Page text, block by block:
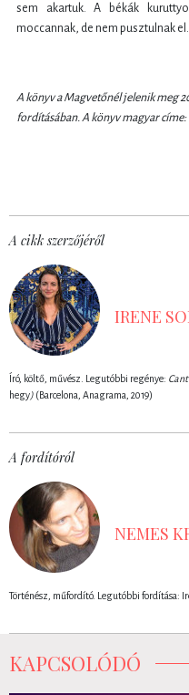
sem akartuk. A békák
moccannak, de nem pusztulnak
A könyv a Magvetőnél jelenik meg
fordításában. A könyv magyar címe:
A cikk szerzőjéről
IRENE
Író, költő, művész. Legutóbbi regénye:
hegy) (Barcelona, Anagrama, 2019)
A fordítóról
NEMES
Történész, műfordító. Legutóbbi fordítása:
KAPCSOLÓDÓ